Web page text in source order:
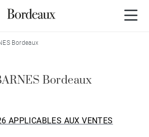
Bordeaux
Bordeaux
APPLICABLES AUX VENTES